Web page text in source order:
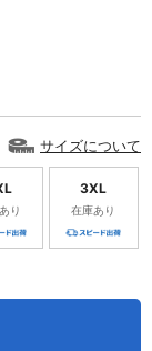
サイズについて
り
3XL
在庫あり